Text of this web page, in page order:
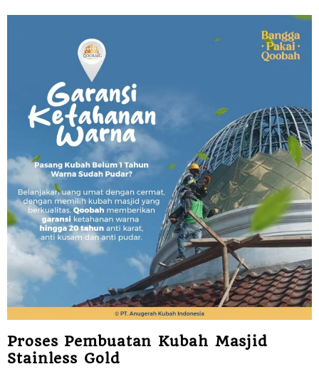
Proses Pembuatan Kubah Masjid
Stainless Gold